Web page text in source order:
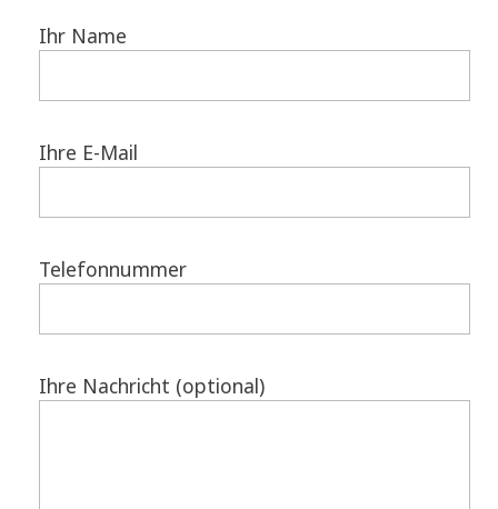
Ihr Name
Ihre E-Mail
Telefonnummer
Ihre Nachricht (optional)